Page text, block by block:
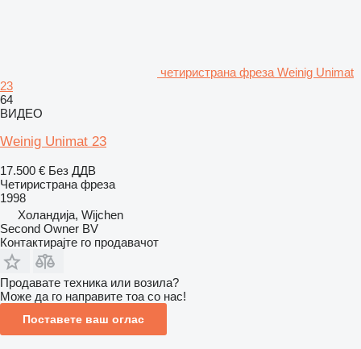
четиристрана фреза Weinig Unimat
23
64
ВИДЕО
Weinig Unimat 23
17.500 € Без ДДВ
Четиристрана фреза
1998
Холандија, Wijchen
Second Owner BV
Контактирајте го продавачот
Продавате техника или возила?
Може да го направите тоа со нас!
Поставете ваш оглас